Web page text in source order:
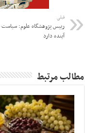
قبلی
رییس پژوهشگاه علوم:
آینده دارد
مطالب مرتبط